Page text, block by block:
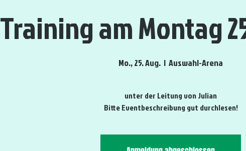
Training am Montag
Mo., 25. Aug.
  |
Auswahl-Arena
unter der Leitung von Julian
Bitte Eventbeschreibung gut durchlesen!